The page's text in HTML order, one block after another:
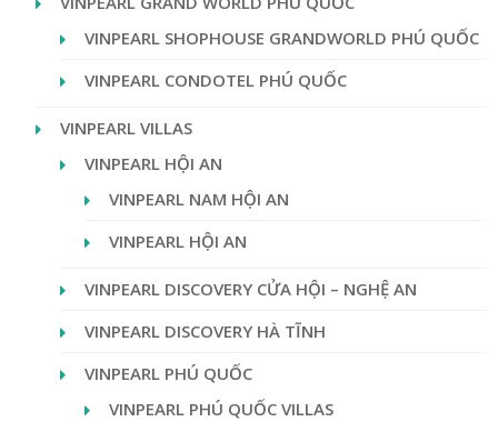
VINPEARL SHOPHOUSE GRANDWORLD PHÚ QUỐC
VINPEARL CONDOTEL PHÚ QUỐC
VINPEARL VILLAS
VINPEARL HỘI AN
VINPEARL NAM HỘI AN
VINPEARL HỘI AN
VINPEARL DISCOVERY CỬA HỘI – NGHỆ AN
VINPEARL DISCOVERY HÀ TĨNH
VINPEARL PHÚ QUỐC
VINPEARL PHÚ QUỐC VILLAS